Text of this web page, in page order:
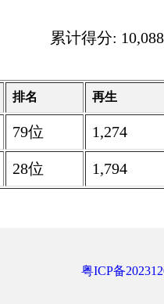
累计得分:
排名 再生
79位 1,274
28位 1,794
粤ICP备